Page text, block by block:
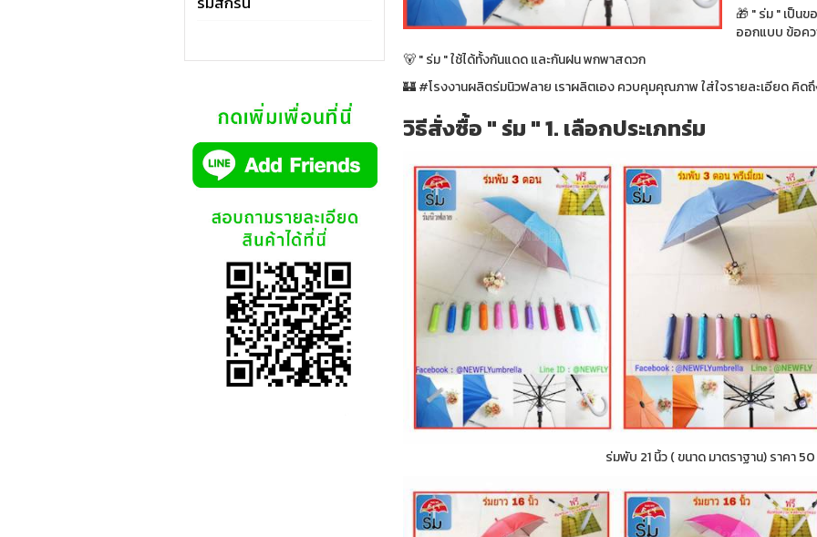
🎁 " ร่ม " เป็น
ออกแบบ ข้อค
🐻 " ร่ม " ใช้ได้ทั้งกันแดด และกันฝน พกพาสดวก
🏰 #โรงงานผลิตร่มนิวฟลาย เราผลิตเอง ควบคุมคุณภาพ ใส่ใจรายละเอียด คิ
วิธีสั่งซื้อ " ร่ม " 1. เลือกประเภทร่ม
ร่มพับ 21 นิ้ว ( ขนาด มาตราฐาน) ราคา